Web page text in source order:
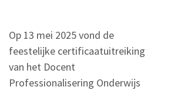
Op 13 mei 2025 vond de
feestelijke certificaatuitreiking
van het Docent
Professionalisering Onderwijs